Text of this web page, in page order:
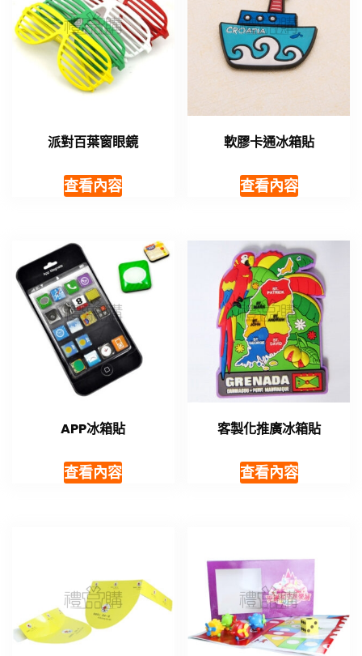
派對百葉窗眼鏡
查看內容
軟膠卡通冰箱貼
查看內容
APP冰箱貼
查看內容
客製化推廣冰箱貼
查看內容